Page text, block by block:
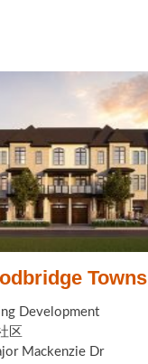
Towns
Development
区
Mackenzie Dr